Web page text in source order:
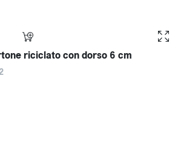
riciclato con dorso 6 cm